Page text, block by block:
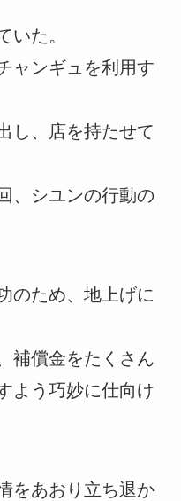
いた。
ャンギュを利用す
し、店を持たせて
、シユンの行動の
のため、地上げに
補償金をたくさん
よう巧妙に仕向け
をあおり立ち退か